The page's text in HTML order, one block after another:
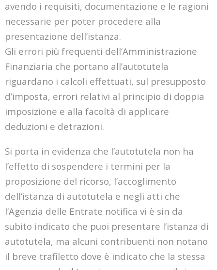
avendo i requisiti, documentazione e le ragioni
necessarie per poter procedere alla
presentazione dell’istanza.
Gli errori più frequenti dell’Amministrazione
Finanziaria che portano all’autotutela
riguardano i calcoli effettuati, sul presupposto
d’imposta, errori relativi al principio di doppia
imposizione e alla facoltà di applicare
deduzioni e detrazioni.
Si porta in evidenza che l’autotutela non ha
l’effetto di sospendere i termini per la
proposizione del ricorso, l’accoglimento
dell’istanza di autotutela e negli atti che
l’Agenzia delle Entrate notifica vi è sin da
subito indicato che puoi presentare l’istanza di
autotutela, ma alcuni contribuenti non notano
il breve trafiletto dove è indicato che la stessa